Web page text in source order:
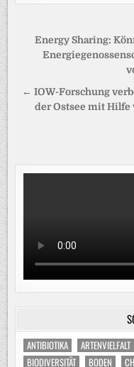
Energy Sharing:
← IOW-Forschung
der Ostsee mit
ANTIBIOTIKA ARTENVIELFALT
BIODIVERSITÄT
BODEN